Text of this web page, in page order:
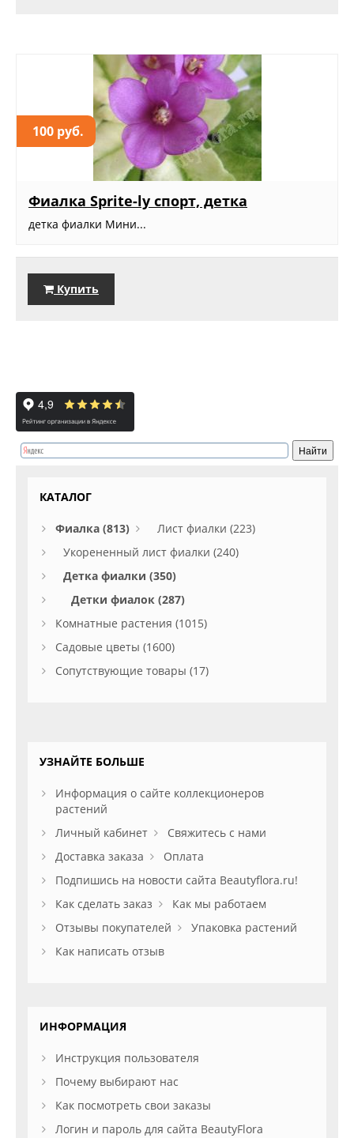
100 руб.
Фиалка Sprite-ly спорт, детка
детка фиалки Мини...
Купить
КАТАЛОГ
Фиалка (813)
Лист фиалки (223)
Укорененный лист фиалки (240)
Детка фиалки (350)
Детки фиалок (287)
Комнатные растения (1015)
Садовые цветы (1600)
Сопутствующие товары (17)
УЗНАЙТЕ БОЛЬШЕ
Информация о сайте коллекционеров
растений
Личный кабинет
Свяжитесь с нами
Доставка заказа
Оплата
Подпишись на новости сайта Beautyflora.ru!
Как сделать заказ
Как мы работаем
Отзывы покупателей
Упаковка растений
Как написать отзыв
ИНФОРМАЦИЯ
Инструкция пользователя
Почему выбирают нас
Как посмотреть свои заказы
Логин и пароль для сайта BeautyFlora